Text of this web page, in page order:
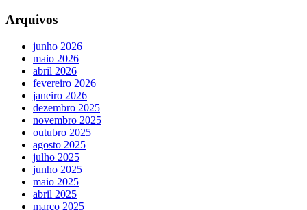
Arquivos
junho 2026
maio 2026
abril 2026
fevereiro 2026
janeiro 2026
dezembro 2025
novembro 2025
outubro 2025
agosto 2025
julho 2025
junho 2025
maio 2025
abril 2025
março 2025